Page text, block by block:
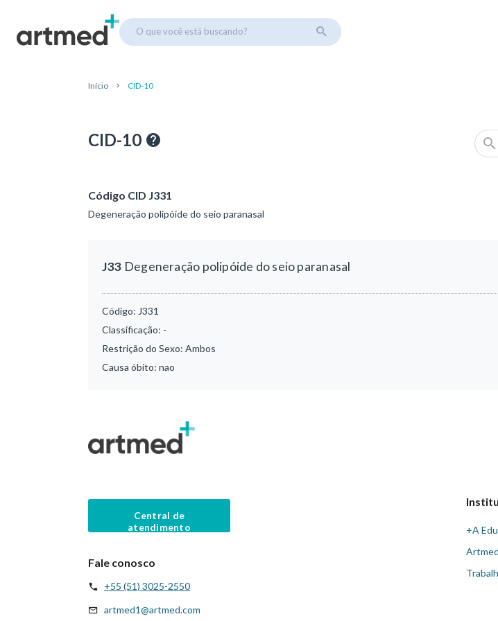
O que você está buscando?
Início CID-10
CID-10
Código CID J331
Degeneração polipóide do seio paranasal
J33 Degeneração polipóide do seio paranasal
Código: J331
Classificação: -
Restrição do Sexo: Ambos
Causa óbito: nao
Central de
atendimento
Fale conosco
+55 (51) 3025-2550
artmed1@artmed.com
+A
Artmed